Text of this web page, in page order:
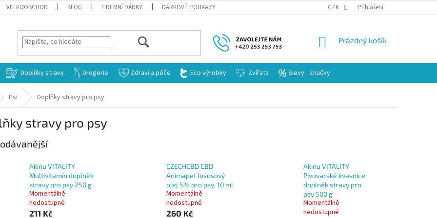
VELKOOBCHOD BLOG FIREMNÍ DÁRKY DÁRKOVÉ POUKAZY CZK Přihlášení
HLEDAT
NÁKUPNÍ
Prázdný košík
Doplňky stravy Drogerie Zdraví a péče Eco výrobky Zvířata Slevy Značky
Psi Doplňky stravy pro psy
stravy pro psy
Akinu VITALITY
Multivitamín doplněk
stravy pro psy 250 g
Momentálně
nedostupné
211 Kč
CZECHCBD CBD
Animapet lososový
olej 5% pro psy, 10 ml
Momentálně
nedostupné
260 Kč
Akinu VITALITY
Pivovarské kvasnice
doplněk stravy pro
psy 500 g
Momentálně
nedostupné